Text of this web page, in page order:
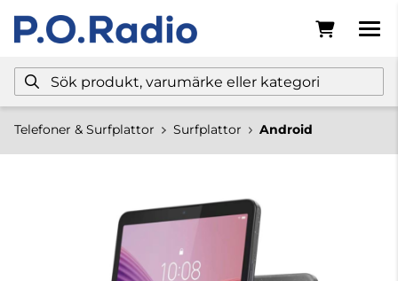
Telefoner & Surfplattor Surfplattor Android